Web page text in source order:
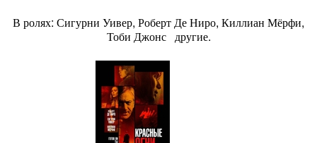
В ролях: Сигурни Уивер, Роберт Де Ниро, Киллиан Мёрфи,
Тоби Джонс другие.